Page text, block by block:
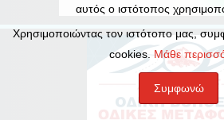
αυτός ο ιστότοπος
Χρησιμοποιώντας τον ιστότοπο μας,
cookies. Μάθε
Συμφωνώ